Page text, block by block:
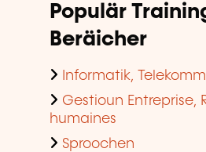
Populär
Beräicher
Informatik,
Gestioun Entreprise,
humaines
Sproochen